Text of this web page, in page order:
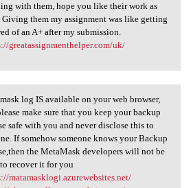
with them, hope you like their work as
them my assignment was like getting
of an A+ after my submission.
greatassignmenthelper.com/uk/
log IS available on
log IS available on your web browser,
make sure that you keep your backup
safe with you and never disclose this to
If somehow someone knows your Backup
the MetaMask developers will not be
recover it for you
matamasklogi.azurewebsites.net/